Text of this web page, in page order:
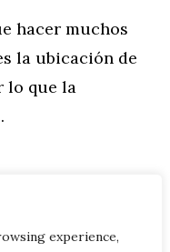
experience,
hacer muchos
la ubicación de
lo que la
ya no podrán